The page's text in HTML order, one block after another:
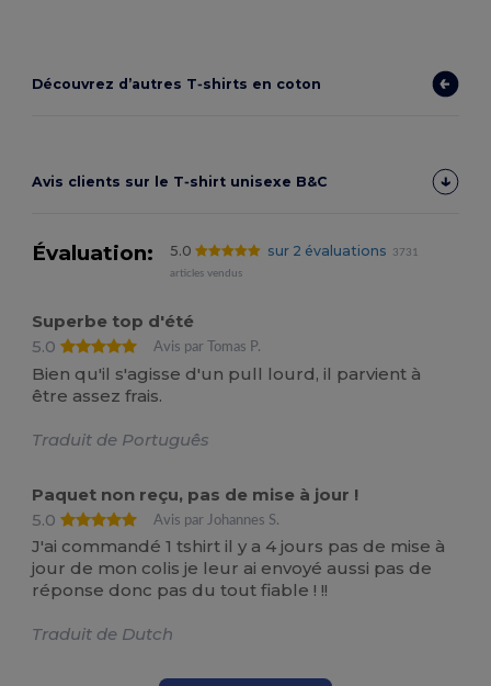
Découvrez d’autres T‑shirts en coton
Avis clients sur le T‑shirt unisexe B&C
Évaluation: 5.0 sur 2 évaluations
3731
articles vendus
Superbe top d'été
5.0
Avis par Tomas P.
Bien qu'il s'agisse d'un pull lourd, il parvient à
être assez frais.
Traduit de Português
Paquet non reçu, pas de mise à jour !
5.0
Avis par Johannes S.
J'ai commandé 1 tshirt il y a 4 jours pas de mise à
jour de mon colis je leur ai envoyé aussi pas de
réponse donc pas du tout fiable ! !!
Traduit de Dutch